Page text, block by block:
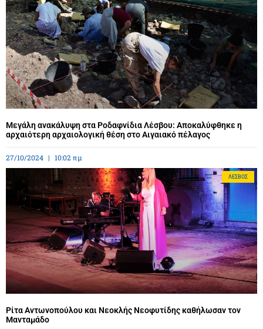
Μεγάλη ανακάλυψη στα Ροδαφνίδια Λέσβου: Αποκαλύφθηκε η
αρχαιότερη αρχαιολογική θέση στο Αιγαιακό πέλαγος
27/10/2024 10:02 πμ
ΛΈΣΒΟΣ
Ρίτα Αντωνοπούλου και Νεοκλής Νεοφυτίδης καθήλωσαν τον
Μανταμάδο